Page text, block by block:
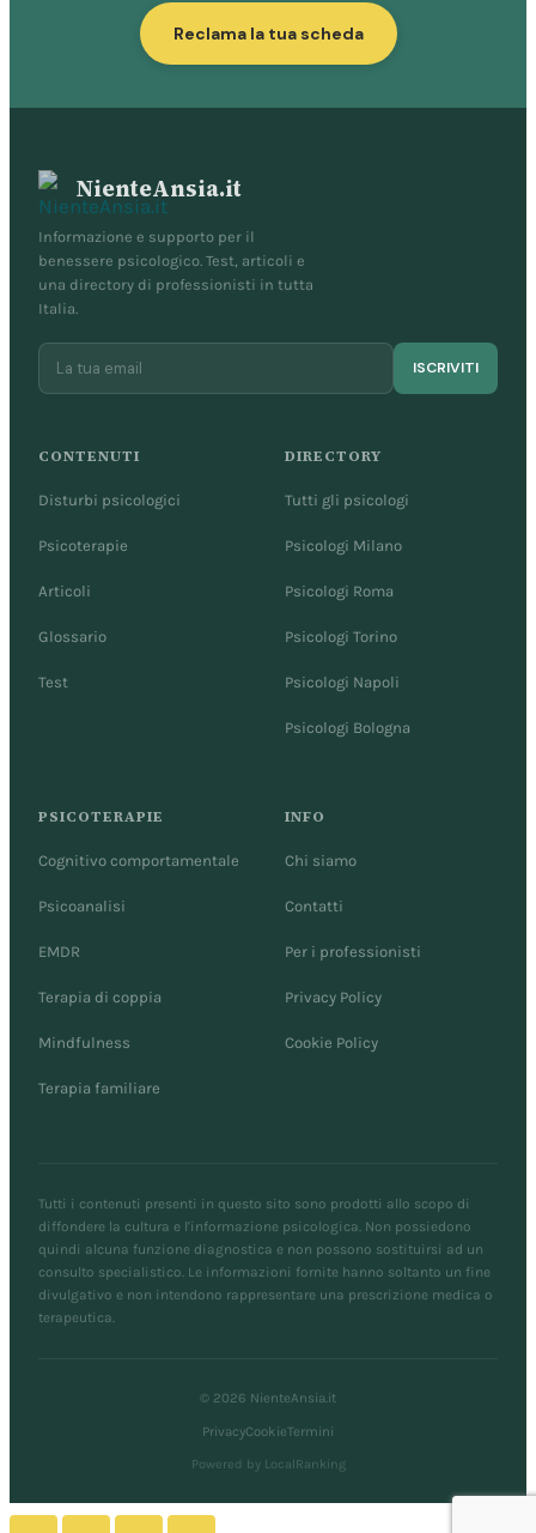
Reclama la tua scheda
NienteAnsia.it
Informazione e supporto per il
benessere psicologico. Test, articoli e
una directory di professionisti in tutta
Italia.
ISCRIVITI
CONTENUTI
Disturbi psicologici
Psicoterapie
Articoli
Glossario
Test
DIRECTORY
Tutti gli psicologi
Psicologi Milano
Psicologi Roma
Psicologi Torino
Psicologi Napoli
Psicologi Bologna
PSICOTERAPIE
Cognitivo comportamentale
Psicoanalisi
EMDR
Terapia di coppia
Mindfulness
Terapia familiare
INFO
Chi siamo
Contatti
Per i professionisti
Privacy Policy
Cookie Policy
Tutti i contenuti presenti in questo sito sono prodotti allo scopo di
diffondere la cultura e l'informazione psicologica. Non possiedono
quindi alcuna funzione diagnostica e non possono sostituirsi ad un
consulto specialistico. Le informazioni fornite hanno soltanto un fine
divulgativo e non intendono rappresentare una prescrizione medica o
terapeutica.
© 2026 NienteAnsia.it
PrivacyCookieTermini
Powered by LocalRanking